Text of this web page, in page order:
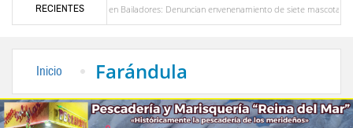
RECIENTES
Alerta en Bailadores: Denuncian envenenamiento de siete mascotas en El Rincón de
Inicio Farándula